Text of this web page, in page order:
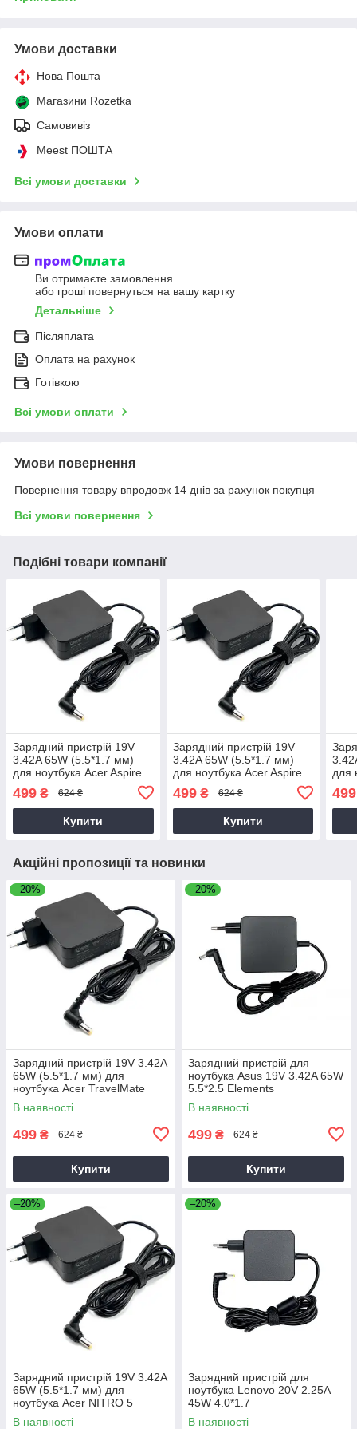
Умови доставки
Нова Пошта
Магазини Rozetka
Самовивіз
Meest ПОШТА
Всі умови доставки
Умови оплати
Ви отримаєте замовлення
або гроші повернуться на вашу картку
Детальніше
Післяплата
Оплата на рахунок
Готівкою
Всі умови оплати
Умови повернення
Повернення товару впродовж 14 днів за рахунок покупця
Всі умови повернення
Подібні товари компанії
Зарядний пристрій 19V
3.42A 65W (5.5*1.7 мм)
для ноутбука Acer Aspire
E5-532, E5-532G, E5-532T
499 ₴ 624 ₴
Купити
Зарядний пристрій 19V
3.42A 65W (5.5*1.7 мм)
для ноутбука Acer Aspire
E5-575, E5-575G, E5-575T
499₴ 624 ₴
Купити
для
499
Акційні пропозиції та новинки
–20%
Зарядний пристрій 19V 3.42A
65W (5.5*1.7 мм) для
ноутбука Acer TravelMate
P2510-G2-M
В наявності
499 ₴ 624 ₴
Купити
–20%
Зарядний пристрій для
ноутбука Asus 19V 3.42A 65W
5.5*2.5 Elements
В наявності
499 ₴ 624 ₴
Купити
–20%
Зарядний пристрій 19V 3.42A
65W (5.5*1.7 мм) для
ноутбука Acer NITRO 5
AN515-31 65
В наявності
–20%
Зарядний пристрій для
ноутбука Lenovo 20V 2.25A
45W 4.0*1.7
В наявності